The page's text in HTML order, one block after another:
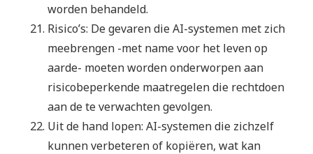
worden behandeld.
Risico’s: De gevaren die AI-systemen met zich
meebrengen -met name voor het leven op
aarde- moeten worden onderworpen aan
risicobeperkende maatregelen die rechtdoen
aan de te verwachten gevolgen.
Uit de hand lopen: AI-systemen die zichzelf
kunnen verbeteren of kopiëren, wat kan